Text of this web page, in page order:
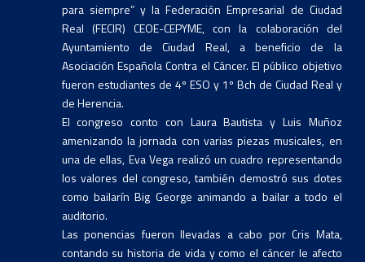
para siempre” y la Federación Empresarial de Ciudad
Real (FECIR) CEOE-CEPYME, con la colaboración del
Ayuntamiento de Ciudad Real, a beneficio de la
Asociación Española Contra el Cáncer. El público objetivo
fueron estudiantes de 4º ESO y 1º Bch de Ciudad Real y
de Herencia.
El congreso conto con Laura Bautista y Luis Muñoz
amenizando la jornada con varias piezas musicales, en
una de ellas, Eva Vega realizó un cuadro representando
los valores del congreso, también demostró sus dotes
como bailarín Big George animando a bailar a todo el
auditorio.
Las ponencias fueron llevadas a cabo por Cris Mata,
contando su historia de vida y como el cáncer le afecto